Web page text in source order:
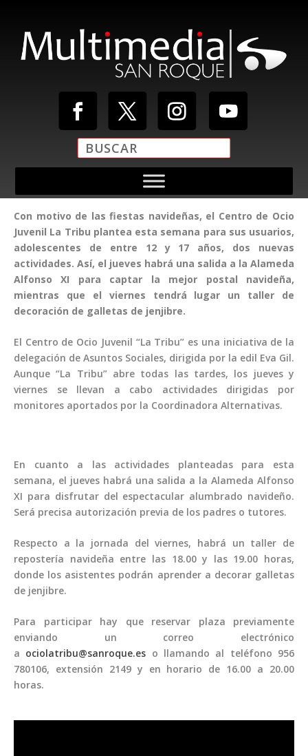
Con motivo de las fiestas navideñas, el Centro de Ocio
Juvenil La Tribu plantea esta semana para sus usuarios,
adolescentes de entre 12 y 17 años, dos nuevas
actividades. Así, el jueves habrá una salida a la Alameda
Alfonso XI para captar la mejor postal navideña,
mientras que el viernes tendrá lugar un taller de
decoración de galletas de jenjibre.
El Centro de Ocio Juvenil “La Tribu” es una iniciativa de la
delegación de Asuntos Sociales, dirigida por la edil Eva Gil.
Aunque “La Tribu” abre todas las tardes, los jueves y
viernes se llevan a cabo actividades dirigidas por
monitores aportados por la Coordinadora Alternativas.
En cuanto a las actividades planteadas para esta
semana, el jueves habrá una salida a la Alameda Alfonso
XI para disfrutar del espectacular alumbrado navideño.
Será precisa autorización previa de los padres o tutores.
Respecto a la jornada del viernes, habrá un taller de
repostería navideña entre las 18.00 y las 19.00 horas,
donde los asistentes podrán aprender a decorar galletas
de jenjibre.
Para participar hay que reservar plaza previamente
enviando un correo electrónico
a ociolatribu@sanroque.es o llamando al teléfono 956
780106, extensión 2149 y en horario de 16.00 a 20.00
horas.